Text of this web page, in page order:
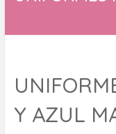
Y AZUL